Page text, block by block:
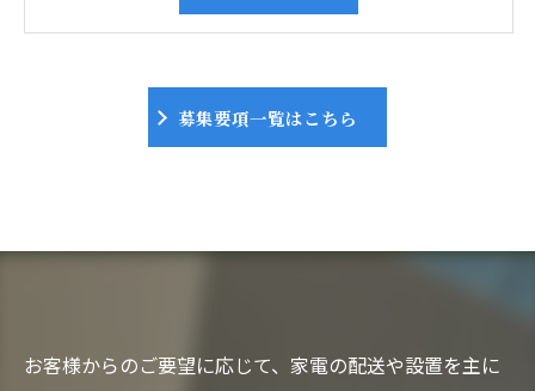
募集要項一覧はこちら
お客様からのご要望に応じて、家電の配送や設置を主に